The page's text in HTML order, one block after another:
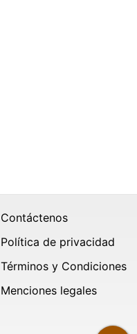
Contáctenos
Política de privacidad
Términos y Condiciones
Menciones legales